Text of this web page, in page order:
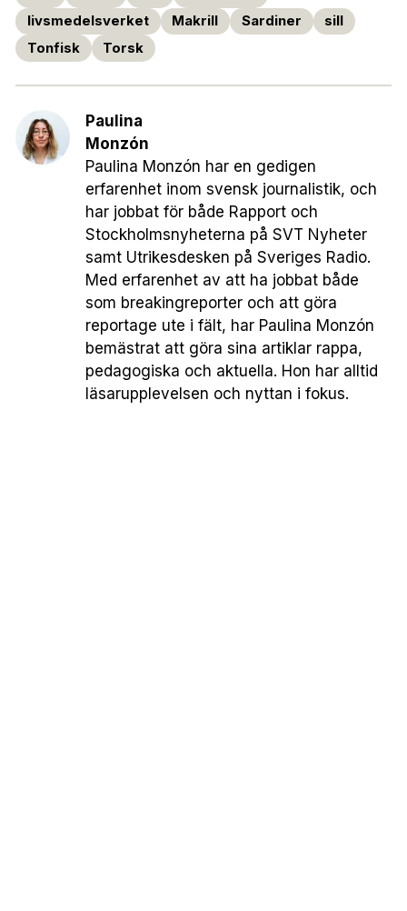
livsmedelsverket
Makrill Sardiner
sill
Tonfisk
Torsk
Paulina
Monzón
Paulina Monzón har en gedigen
erfarenhet inom svensk journalistik, och
har jobbat för både Rapport och
Stockholmsnyheterna på SVT Nyheter
samt Utrikesdesken på Sveriges Radio.
Med erfarenhet av att ha jobbat både
som breakingreporter och att göra
reportage ute i fält, har Paulina Monzón
bemästrat att göra sina artiklar rappa,
pedagogiska och aktuella. Hon har alltid
läsarupplevelsen och nyttan i fokus.